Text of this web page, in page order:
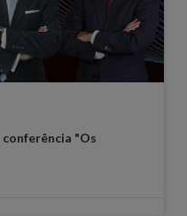
conferência "Os